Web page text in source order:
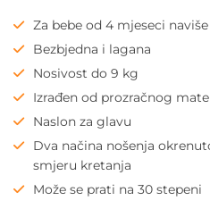
Za bebe od 4 mjeseci naviše
Bezbjedna i lagana
Nosivost do 9 kg
Izrađen od prozračnog
Naslon za glavu
Dva načina nošenja
smjeru kretanja
Može se prati na 30 stepeni